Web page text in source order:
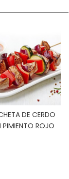
DE CERDO
PIMIENTO ROJO